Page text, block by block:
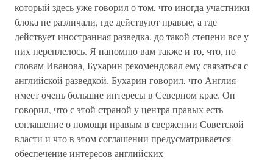
который здесь уже говорил о том, что иногда участники
блока не различали, где действуют правые, а где
действует иностранная разведка, до такой степени все у
них переплелось. Я напомню вам также и то, что, по
словам Иванова, Бухарин рекомендовал ему связаться с
английской разведкой. Бухарин говорил, что Англия
имеет очень большие интересы в Северном крае. Он
говорил, что с этой страной у центра правых есть
соглашение о помощи правым в свержении Советской
власти и что в этом соглашении предусматривается
обеспечение интересов английских